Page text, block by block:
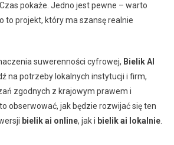
pokaże. Jedno jest pewne – warto
to projekt, który ma szansę realnie
suwerenności cyfrowej, Bielik AI
na potrzeby lokalnych instytucji i firm,
zgodnych z krajowym prawem i
obserwować, jak będzie rozwijać się ten
bielik ai online, jak i bielik ai lokalnie.